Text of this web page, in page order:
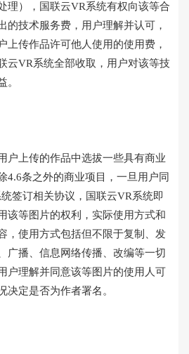
理），国联云VR系统有权向该等合
的技术服务费，用户理解并认可，
上传作品许可他人使用的使用费，
云VR系统全部收取，用户对该等技
。
户上传的作品中选拔一些具有商业
4.6条之外的商业项目，一旦用户同
签订相关协议，国联云VR系统即
该等图片的权利，实际使用方式和
，使用方式包括但不限于复制、发
广播、信息网络传播、改编等一切
户理解并同意该等图片的使用人可
决定是否为作者署名。